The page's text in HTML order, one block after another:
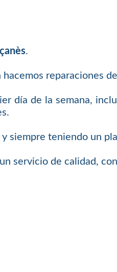
.
reparaciones
día de la semana,
siempre teniendo un
servicio de calidad,